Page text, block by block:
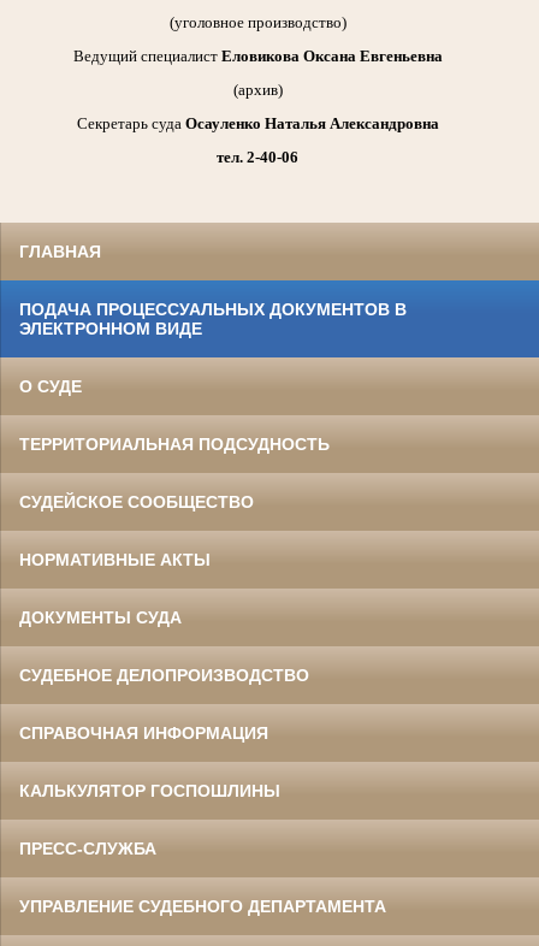
(уголовное производство)
Ведущий специалист Еловикова Оксана Евгеньевна
(архив)
Секретарь суда Осауленко Наталья Александровна
тел. 2-40-06
ГЛАВНАЯ
ПОДАЧА ПРОЦЕССУАЛЬНЫХ ДОКУМЕНТОВ В
ЭЛЕКТРОННОМ ВИДЕ
О СУДЕ
ТЕРРИТОРИАЛЬНАЯ ПОДСУДНОСТЬ
СУДЕЙСКОЕ СООБЩЕСТВО
НОРМАТИВНЫЕ АКТЫ
ДОКУМЕНТЫ СУДА
СУДЕБНОЕ ДЕЛОПРОИЗВОДСТВО
СПРАВОЧНАЯ ИНФОРМАЦИЯ
КАЛЬКУЛЯТОР ГОСПОШЛИНЫ
ПРЕСС-СЛУЖБА
УПРАВЛЕНИЕ СУДЕБНОГО ДЕПАРТАМЕНТА